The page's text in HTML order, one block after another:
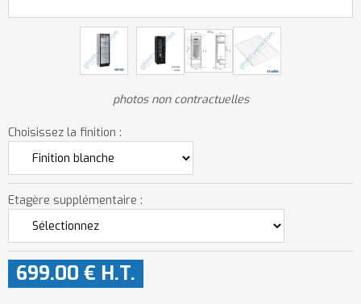
photos non contractuelles
Choisissez la finition :
Etagère supplémentaire :
699.00 € H.T.